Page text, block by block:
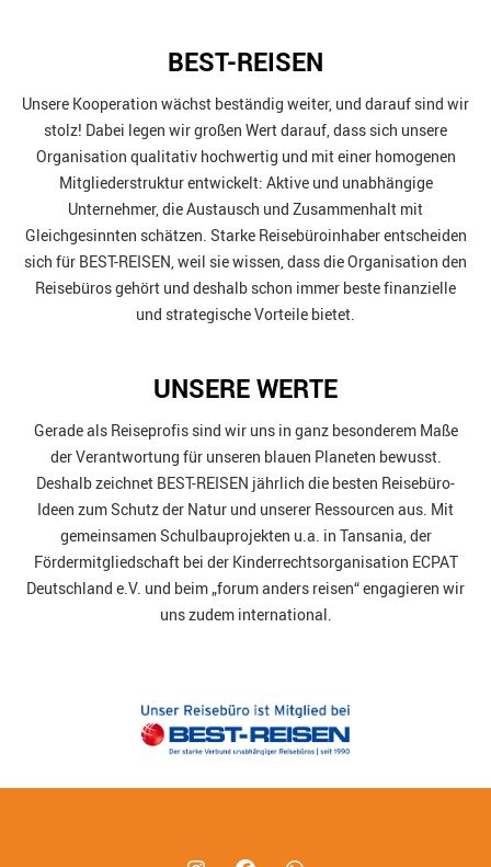
BEST-REISEN
Unsere Kooperation wächst beständig weiter, und darauf sind wir
stolz! Dabei legen wir großen Wert darauf, dass sich unsere
Organisation qualitativ hochwertig und mit einer homogenen
Mitgliederstruktur entwickelt: Aktive und unabhängige
Unternehmer, die Austausch und Zusammenhalt mit
Gleichgesinnten schätzen. Starke Reisebüroinhaber entscheiden
sich für BEST-REISEN, weil sie wissen, dass die Organisation den
Reisebüros gehört und deshalb schon immer beste finanzielle
und strategische Vorteile bietet.
UNSERE WERTE
Gerade als Reiseprofis sind wir uns in ganz besonderem Maße
der Verantwortung für unseren blauen Planeten bewusst.
Deshalb zeichnet BEST-REISEN jährlich die besten Reisebüro-
Ideen zum Schutz der Natur und unserer Ressourcen aus. Mit
gemeinsamen Schulbauprojekten u.a. in Tansania, der
Fördermitgliedschaft bei der Kinderrechtsorganisation ECPAT
Deutschland e.V. und beim „forum anders reisen“ engagieren wir
uns zudem international.